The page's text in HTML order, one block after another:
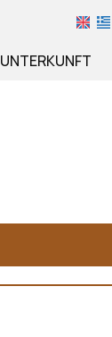
UNTERKUNFT